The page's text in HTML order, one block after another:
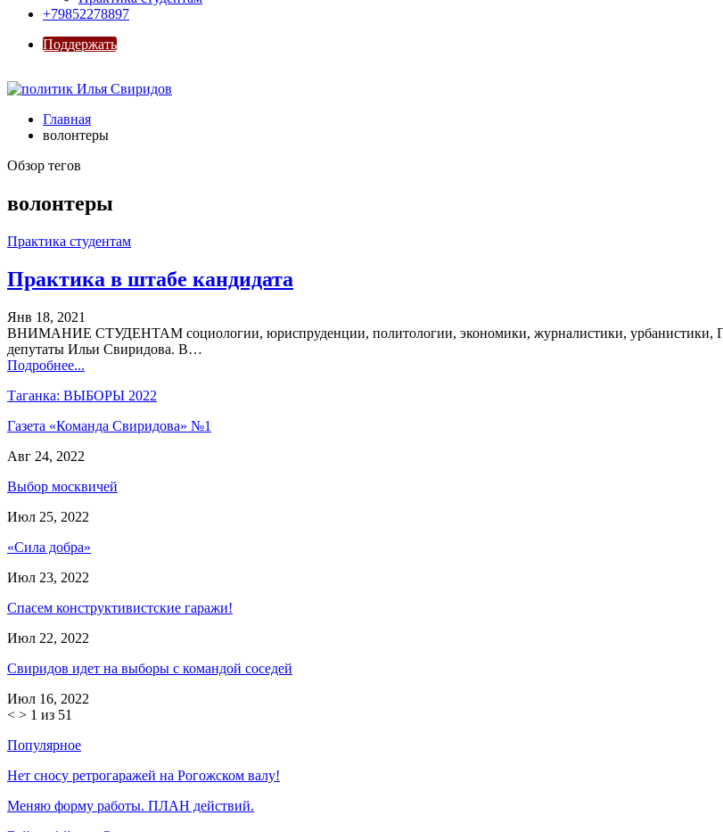
+79852278897
Поддержать
Главная
волонтеры
Обзор тегов
волонтеры
Практика студентам
Практика в штабе кандидата
Янв 18, 2021
ВНИМАНИЕ СТУДЕНТАМ социологии, юриспруденции, политологии, экономики, журналистики, урбанистики,
депутаты Ильи Свиридова. В…
Подробнее...
Таганка: ВЫБОРЫ 2022
Газета «Команда Свиридова» №1
Авг 24, 2022
Выбор москвичей
Июл 25, 2022
«Сила добра»
Июл 23, 2022
Спасем конструктивистские гаражи!
Июл 22, 2022
Свиридов идет на выборы с командой соседей
Июл 16, 2022
< > 1 из 51
Популярное
Нет сносу ретрогаражей на Рогожском валу!
Меняю форму работы. ПЛАН действий.